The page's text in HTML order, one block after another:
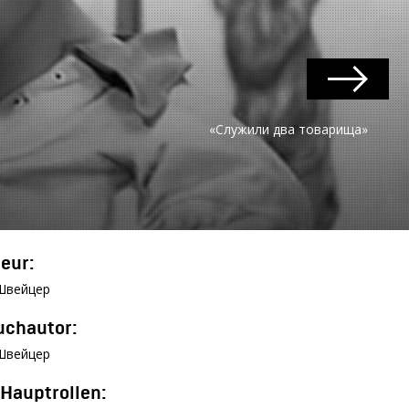
«Служили два товарища»